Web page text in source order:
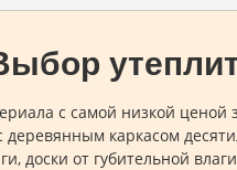
с самой низкой
деревянным каркасом
доски от губительной